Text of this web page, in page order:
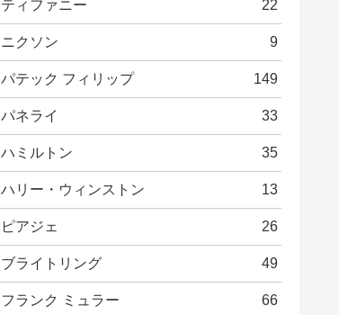
ティファニー 22
ニクソン 9
パテック フィリップ 149
パネライ 33
ハミルトン 35
ハリー・ウィンストン 13
ピアジェ 26
ブライトリング 49
フランク ミュラー 66